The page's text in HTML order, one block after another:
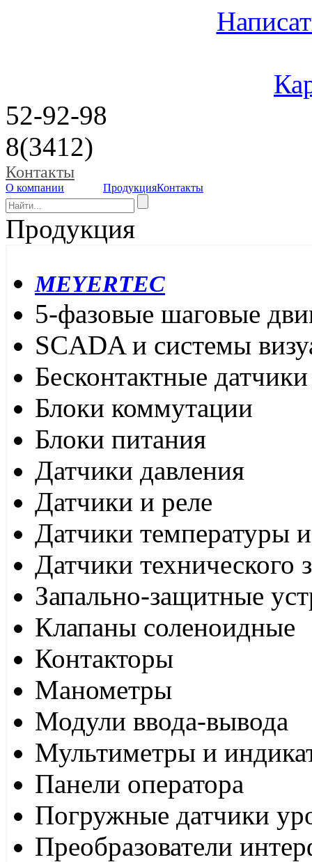
52-92-98
8(3412)
Контакты
О компании ПродукцияКонтакты
Продукция
MEYERTEC
5-фазовые шаговые
SCADA и системы
Бесконтактные датчики
Блоки коммутации
Блоки питания
Датчики давления
Датчики и реле
Датчики температуры
Датчики технического
Запально-защитные
Клапаны соленоидные
Контакторы
Манометры
Модули ввода-вывода
Мультиметры и
Панели оператора
Погружные датчики
Преобразователи